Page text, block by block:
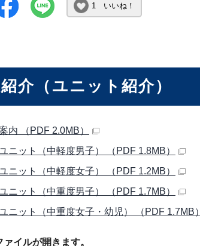
1 いいね！
介（ユニット紹介）
内 （PDF 2.0MB）
ニット（中軽度男子） （PDF 1.8MB）
ニット（中軽度女子） （PDF 1.2MB）
ニット（中重度男子） （PDF 1.7MB）
ニット（中重度女子・幼児） （PDF 1.7MB）
イルが開きます。